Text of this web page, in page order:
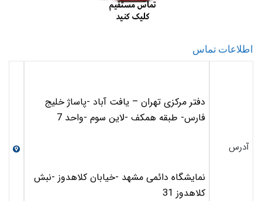
اطلاعات تماس
آدرس
دفتر مرکزی تهران – یافت آباد -پاساژ خلیج
فارس- طبقه همکف -لاین سوم -واحد 7
نمایشگاه دائمی مشهد -خیابان کلاهدوز -نبش
کلاهدوز 31